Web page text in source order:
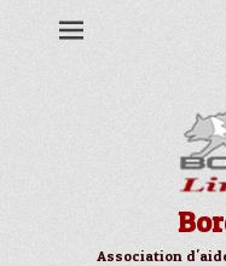
Association